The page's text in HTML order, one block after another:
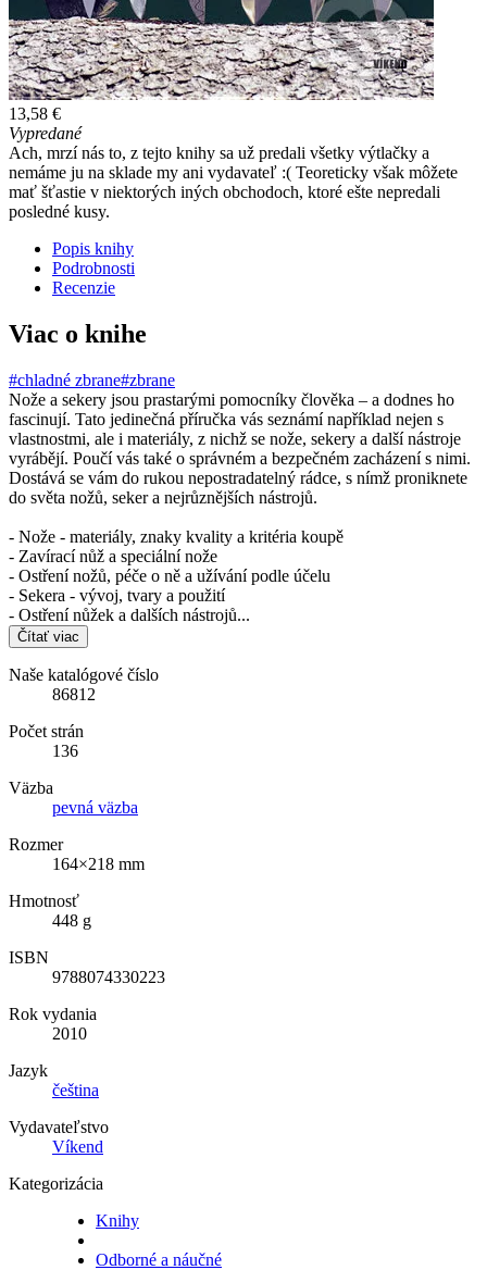
13,58 €
Vypredané
Ach, mrzí nás to, z tejto knihy sa už predali všetky výtlačky a
nemáme ju na sklade my ani vydavateľ :( Teoreticky však môžete
mať šťastie v niektorých iných obchodoch, ktoré ešte nepredali
posledné kusy.
Popis knihy
Podrobnosti
Recenzie
Viac o knihe
#chladné zbrane#zbrane
Nože a sekery jsou prastarými pomocníky člověka – a dodnes ho
fascinují. Tato jedinečná příručka vás seznámí například nejen s
vlastnostmi, ale i materiály, z nichž se nože, sekery a další nástroje
vyrábějí. Poučí vás také o správném a bezpečném zacházení s nimi.
Dostává se vám do rukou nepostradatelný rádce, s nímž proniknete
do světa nožů, seker a nejrůznějších nástrojů.
- Nože - materiály, znaky kvality a kritéria koupě
- Zavírací nůž a speciální nože
- Ostření nožů, péče o ně a užívání podle účelu
- Sekera - vývoj, tvary a použití
- Ostření nůžek a dalších nástrojů...
Čítať viac
Naše katalógové číslo
86812
Počet strán
136
Väzba
pevná väzba
Rozmer
164×218 mm
Hmotnosť
448 g
ISBN
9788074330223
Rok vydania
2010
Jazyk
čeština
Vydavateľstvo
Víkend
Kategorizácia
Knihy
Odborné a náučné